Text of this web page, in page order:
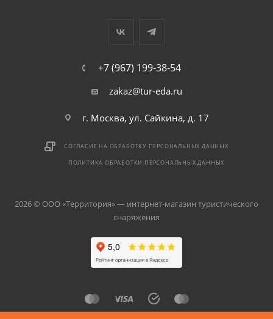
+7 (967) 199-38-54
zakaz@tur-eda.ru
г. Москва, ул. Сайкина, д. 17
СОГЛАСИЕ НА ОБРАБОТКУ ПЕРСОНАЛЬНЫХ ДАННЫХ
ПОЛИТИКА ОБРАБОТКИ ПЕРСОНАЛЬНЫХ ДАННЫХ
2026 © ООО «Территория» — интернет-магазин туристического
снаряжения